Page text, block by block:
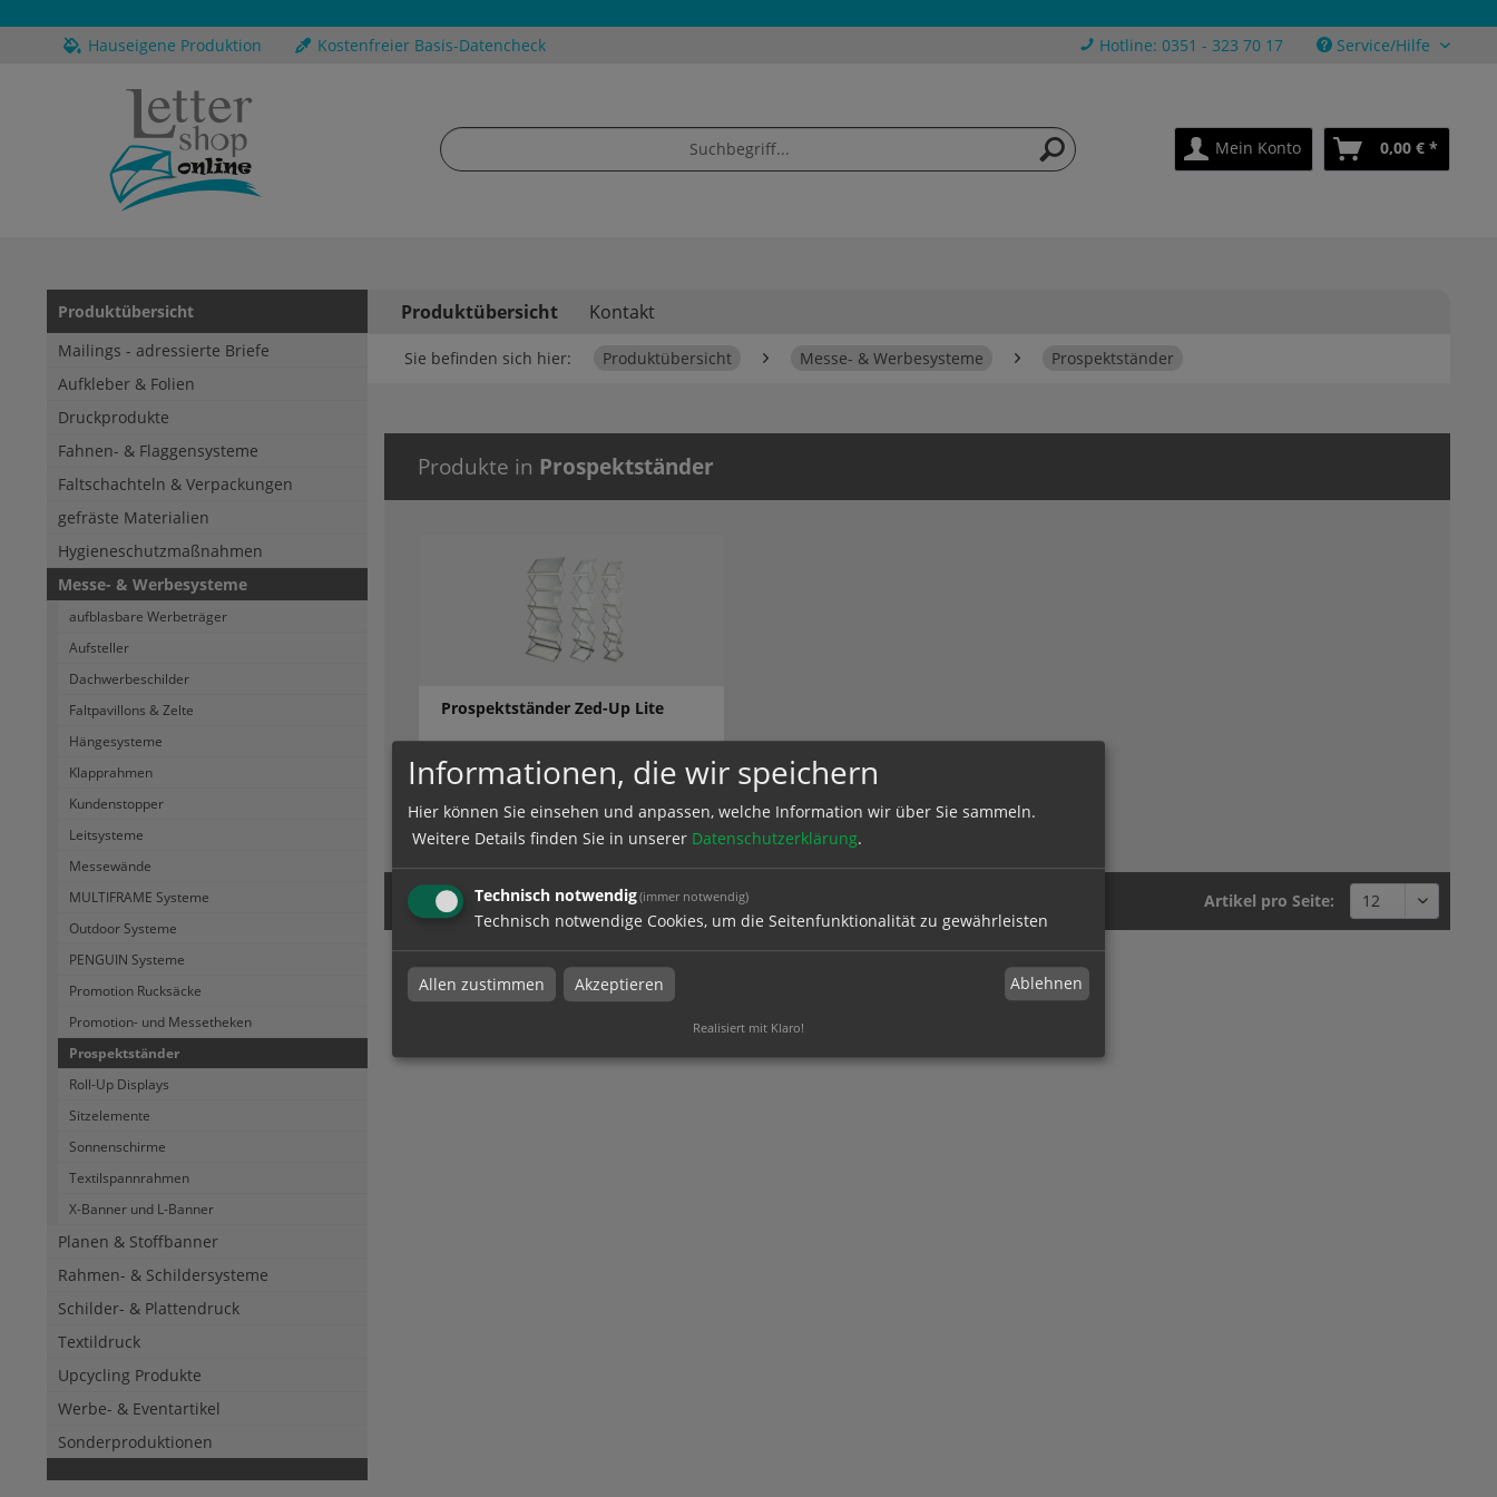
Hauseigene Produktion Kostenfreier Basis-Datencheck Hotline: 0351 - 323 70 17 Service/Hilfe
Mein Konto 0,00 € *
Produktübersicht
Mailings - adressierte Briefe
Aufkleber & Folien
Druckprodukte
Fahnen- & Flaggensysteme
Faltschachteln & Verpackungen
gefräste Materialien
Hygieneschutzmaßnahmen
Messe- & Werbesysteme
aufblasbare Werbeträger
Aufsteller
Dachwerbeschilder
Faltpavillons & Zelte
Hängesysteme
Klapprahmen
Kundenstopper
Leitsysteme
Messewände
MULTIFRAME Systeme
Outdoor Systeme
PENGUIN Systeme
Promotion Rucksäcke
Promotion- und Messetheken
Prospektständer
Roll-Up Displays
Sitzelemente
Sonnenschirme
Textilspannrahmen
X-Banner und L-Banner
Planen & Stoffbanner
Rahmen- & Schildersysteme
Schilder- & Plattendruck
Textildruck
Upcycling Produkte
Werbe- & Eventartikel
Sonderproduktionen
Produktübersicht Kontakt
Sie befinden sich hier: Produktübersicht Messe- & Werbesysteme Prospektständer
Produkte in Prospektständer
Prospektständer Zed-Up Lite
zum Artikel
Artikel pro Seite:
Prospektständer
Informationen, die wir speichern
Hier können Sie einsehen und anpassen, welche Information wir über Sie sammeln.
Weitere Details finden Sie in unserer Datenschutzerklärung.
Technisch notwendig(immer notwendig)
Technisch notwendige Cookies, um die Seitenfunktionalität zu gewährleisten
Allen zustimmen Akzeptieren Ablehnen
Realisiert mit Klaro!